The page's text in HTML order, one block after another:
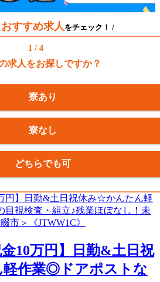
おすすめ求人 をチェック！ /
1 / 4
求人をお探しですか？
寮あり
寮なし
どちらでも可
金10万円】日勤&土日祝
作業◎ドアポストな